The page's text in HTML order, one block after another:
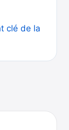
clé de la